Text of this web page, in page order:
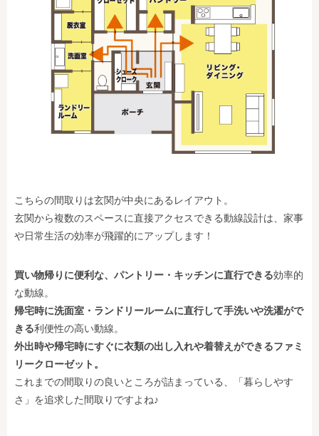
こちらの間取りは玄関が中央にあるレイアウト。
玄関から複数のスペースに直接アクセスできる動線設計は、家事
や日常生活の効率が飛躍的にアップします！
買い物帰りに便利な、パントリー・キッチンに直行できる効率的
な動線。
帰宅時に洗面室・ランドリールームに直行して手洗いや洗濯がで
きる利便性の高い動線。
外出時や帰宅時にすぐに衣類の出し入れや着替えができるファミ
リークローゼット。
これまでの間取りの良いところが詰まっている、「暮らしやす
さ」を追求した間取りですよね♪